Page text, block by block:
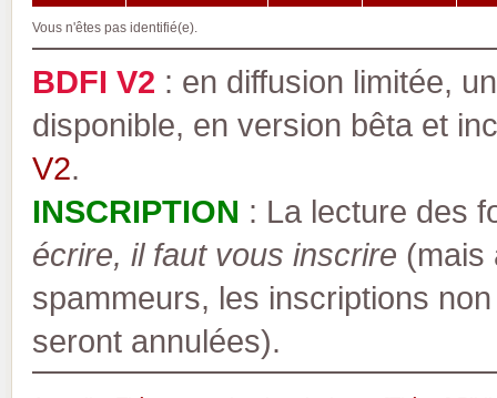
Vous n'êtes pas identifié(e).
BDFI V2 : en diffusion limitée,
disponible, en version bêta et
V2.
INSCRIPTION : La lecture des
écrire, il faut vous inscrire (mais
spammeurs, les inscriptions
seront annulées).